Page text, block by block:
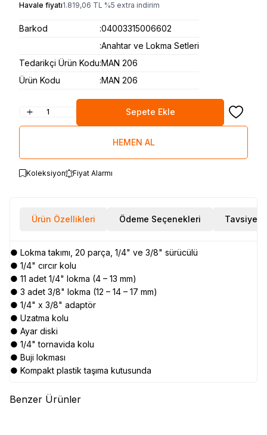
Havale fiyatı1.819,06 TL %5 extra indirim
Barkod :04003315006602
:Anahtar ve Lokma Setleri
Tedarikçi Ürün Kodu:MAN 206
Ürün Kodu
:MAN 206
Sepete Ekle Favoriye
HEMEN AL
Koleksiyon Fiyat Alarmı
Ürün Özellikleri Ödeme Seçenekleri Tavsiye Et
● Lokma takımı, 20 parça, 1/4" ve 3/8" sürücülü
● 1/4" cırcır kolu
● 11 adet 1/4" lokma (4 – 13 mm)
● 3 adet 3/8" lokma (12 – 14 – 17 mm)
● 1/4" x 3/8" adaptör
● Uzatma kolu
● Ayar diski
● 1/4" tornavida kolu
● Buji lokması
● Kompakt plastik taşıma kutusunda
Benzer Ürünler